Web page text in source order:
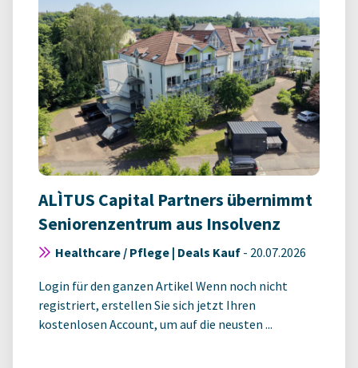
ALÌTUS Capital Partners übernimmt
Seniorenzentrum aus Insolvenz
Healthcare / Pflege | Deals Kauf - 20.07.2026
Login für den ganzen Artikel Wenn noch nicht
registriert, erstellen Sie sich jetzt Ihren
kostenlosen Account, um auf die neusten ...